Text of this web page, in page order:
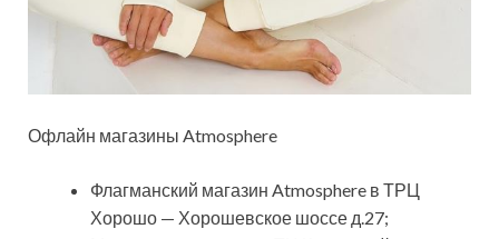
Офлайн магазины Atmosphere
Флагманский магазин Atmosphere в ТРЦ
Хорошо — Хорошевское шоссе д.27;